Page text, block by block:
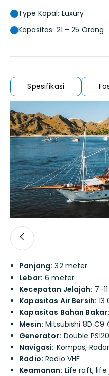
Type Kapal: Luxury
Kapasitas: 21 – 25 Orang
Spesifikasi
Panjang: 32 meter
Lebar: 6 meter
Kecepatan Jelajah:
Kapasitas Air Bersih:
Kapasitas Bahan Bakar:
Mesin: Mitsubishi 8D C9
Generator: Double PS120
Navigasi: Kompas,
Radio: Radio VHF
Keamanan: Life raft,